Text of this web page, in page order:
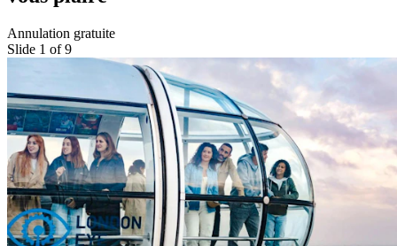
Annulation gratuite
Slide 1 of 9